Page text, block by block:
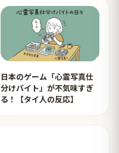
日本のゲーム「心霊写真仕
分けバイト」が不気味すぎ
る！【タイ人の反応】